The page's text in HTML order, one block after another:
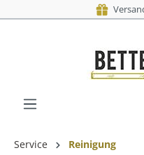
Service Reinigung